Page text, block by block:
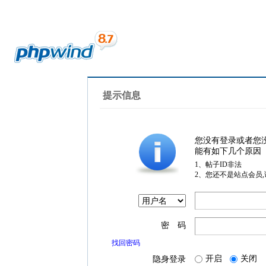
提示信息
您没有登录或者您
能有如下几个原因
1、帖子ID非法
2、您还不是站点会员
密 码
找回密码
隐身登录 开启 关闭